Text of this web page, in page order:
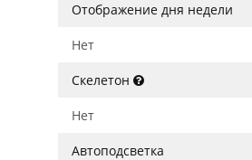
Отображение дня недели
Нет
Скелетон
Нет
Автоподсветка